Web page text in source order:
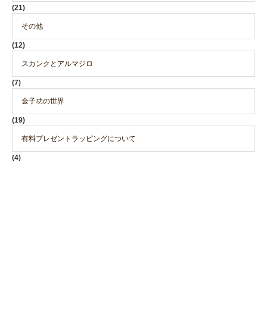
(21)
その他
(12)
スカンクとアルマジロ
(7)
金子功の世界
(19)
有料プレゼントラッピングについて
(4)